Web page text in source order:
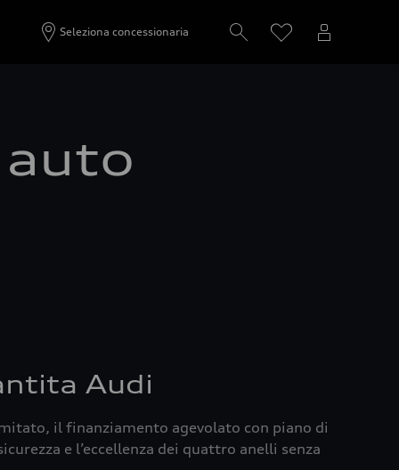
Seleziona concessionaria
Audi
il finanziamento agevolato con piano di
e l’eccellenza dei quattro anelli senza